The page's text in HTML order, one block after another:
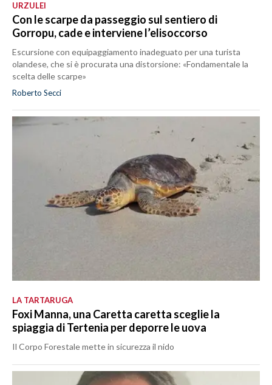
URZULEI
Con le scarpe da passeggio sul sentiero di
Gorropu, cade e interviene l’elisoccorso
Escursione con equipaggiamento inadeguato per una turista
olandese, che si è procurata una distorsione: «Fondamentale la
scelta delle scarpe»
Roberto Secci
LA TARTARUGA
Foxi Manna, una Caretta caretta sceglie la
spiaggia di Tertenia per deporre le uova
Il Corpo Forestale mette in sicurezza il nido